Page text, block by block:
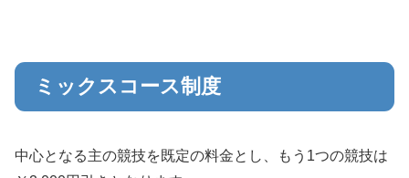
ミックスコース制度
中心となる主の競技を既定の料金とし、もう1つの競技は